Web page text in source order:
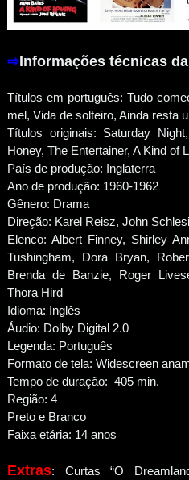
⇨Informações técnicas
Títulos em português: Tudo
mel, Vida de solteiro, Ainda resta
Títulos originais: Saturday
Honey, The Entertainer, A Kind of
País de produção: Inglaterra
Ano de produção: 1960-1962
Gênero: Drama
Direção: Karel Reisz, John
Elenco: Albert Finney, Shirley
Tushingham, Dora Bryan,
Brenda de Banzie, Roger
Thora Hird
Idioma: Inglês
Áudio: Dolby Digital 2.0
Legenda: Português
Formato de tela: Widescreen
Tempo de duração: 405 min.
Região: 4
Preto e Branco
Faixa etária: 14 anos
Extras: Curtas “O